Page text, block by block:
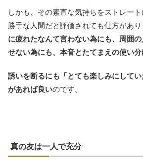
しかも、その素直な気持ちをストレート
勝手な人間だと評価されても仕方があり
に疲れたなんて言わない為にも、周囲
せない為にも、本音とたてまえの使い
誘いを断るにも「とても楽しみにして
があれば良いのです。
真の友は一人で充分